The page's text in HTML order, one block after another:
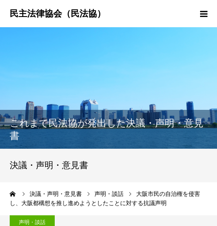
これまで民法協が発出した決議・声明・意見
書
決議・声明・意見書
決議・声明・意見書 声明・談話
大阪市民の自治権を侵害
し、大阪都構想を推し進めようとしたことに対する抗議声明
声明・談話
決議・声明・意見書